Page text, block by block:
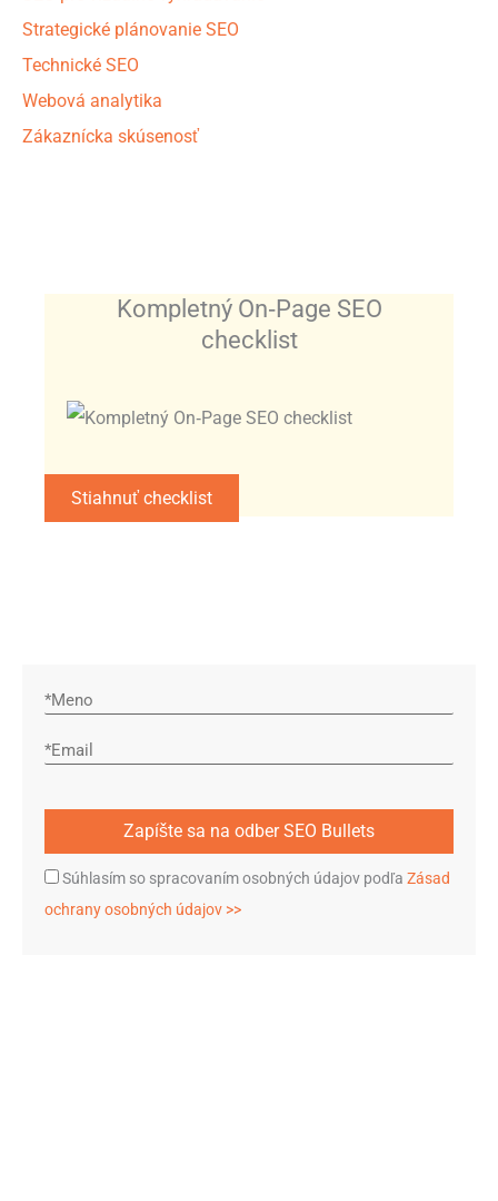
Strategické plánovanie SEO
Technické SEO
Webová analytika
Zákaznícka skúsenosť
Kompletný On‑Page SEO
checklist
Stiahnuť checklist
Súhlasím so spracovaním osobných údajov podľa Zásad
ochrany osobných údajov >>